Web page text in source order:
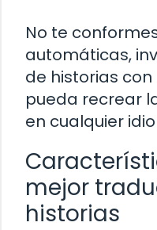
No te
automáticas,
de historias
pueda recrear
en cualquier
mejor
historias